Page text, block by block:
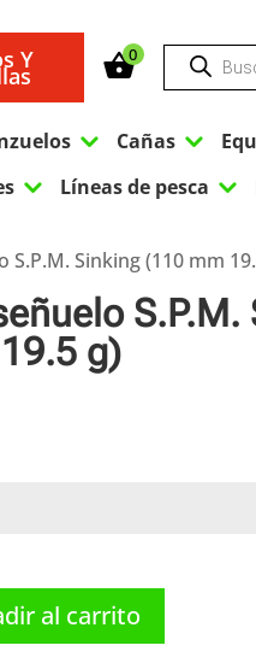
Y 0 Búsqueda
productos
3 Cañas 3
3 Líneas de pesca 3
S.P.M. Sinking (110 mm
S.P.M.
g)
al carrito